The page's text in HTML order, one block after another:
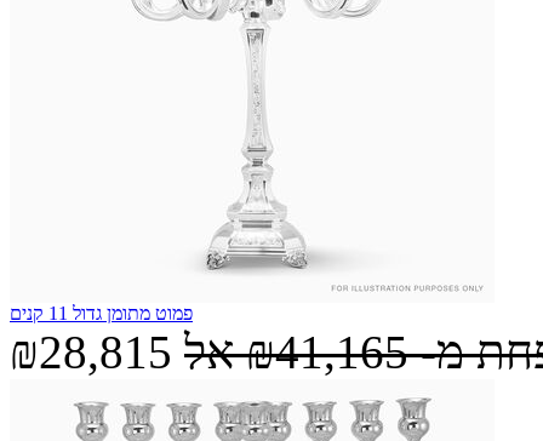
פמוט מתומן גדול 11 קנים
₪28,815 מ-₪41,165 אל